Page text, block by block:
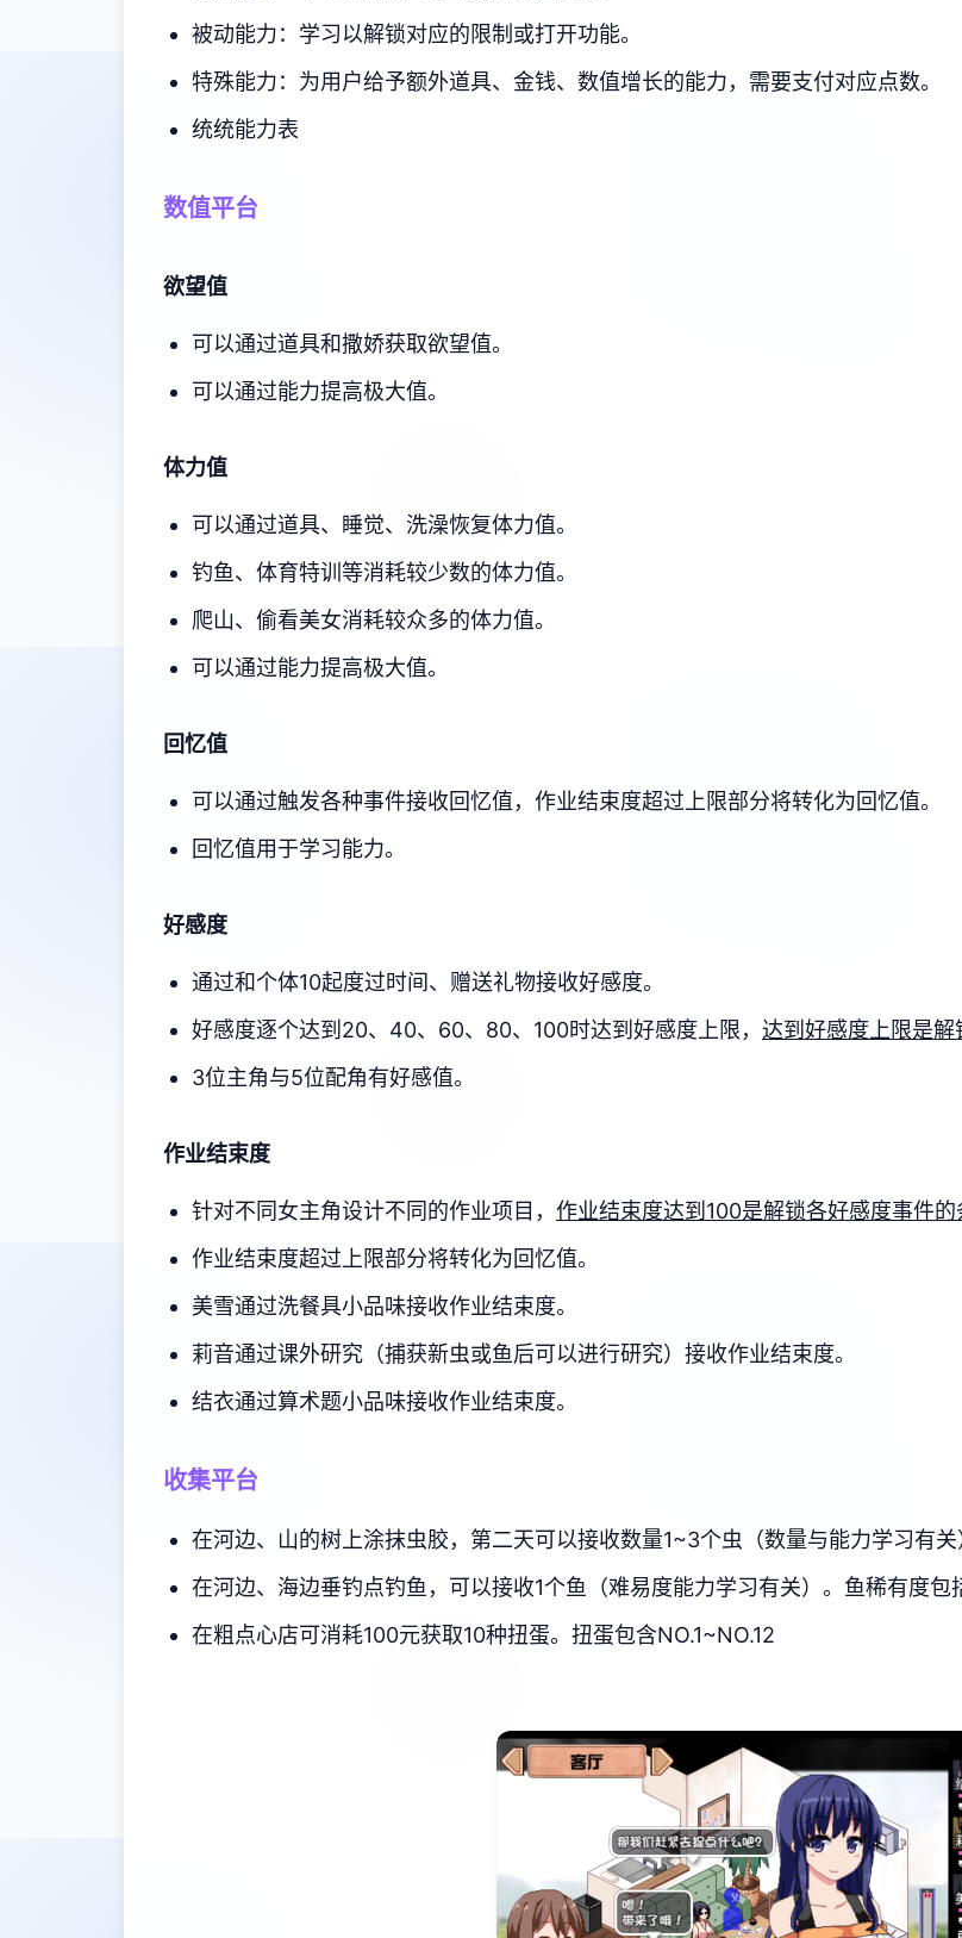
被动能力：学习以解锁对应的限制或打开功能。
特殊能力：为用户给予额外道具、金钱、数值增长的能力，需要支付对应点数。
统统能力表
数值平台
欲望值
可以通过道具和撒娇获取欲望值。
可以通过能力提高极大值。
体力值
可以通过道具、睡觉、洗澡恢复体力值。
钓鱼、体育特训等消耗较少数的体力值。
爬山、偷看美女消耗较众多的体力值。
可以通过能力提高极大值。
回忆值
可以通过触发各种事件接收回忆值，作业结束度超过上限部分将转化为回忆值。
回忆值用于学习能力。
好感度
通过和个体10起度过时间、赠送礼物接收好感度。
好感度逐个达到20、40、60、80、100时达到好感度上限， 达到好感度上限是解
3位主角与5位配角有好感值。
作业结束度
针对不同女主角设计不同的作业项目， 作业结束度达到100是解锁各好感度事件的
作业结束度超过上限部分将转化为回忆值。
美雪通过洗餐具小品味接收作业结束度。
莉音通过课外研究（捕获新虫或鱼后可以进行研究）接收作业结束度。
结衣通过算术题小品味接收作业结束度。
收集平台
在河边、山的树上涂抹虫胶，第二天可以接收数量1~3个虫（数量与能力学习有
在河边、海边垂钓点钓鱼，可以接收1个鱼（难易度能力学习有关）。鱼稀有度包
在粗点心店可消耗100元获取10种扭蛋。扭蛋包含NO.1~NO.12